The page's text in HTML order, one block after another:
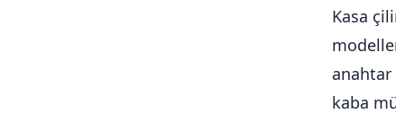
Kasa
anahtar
kaba